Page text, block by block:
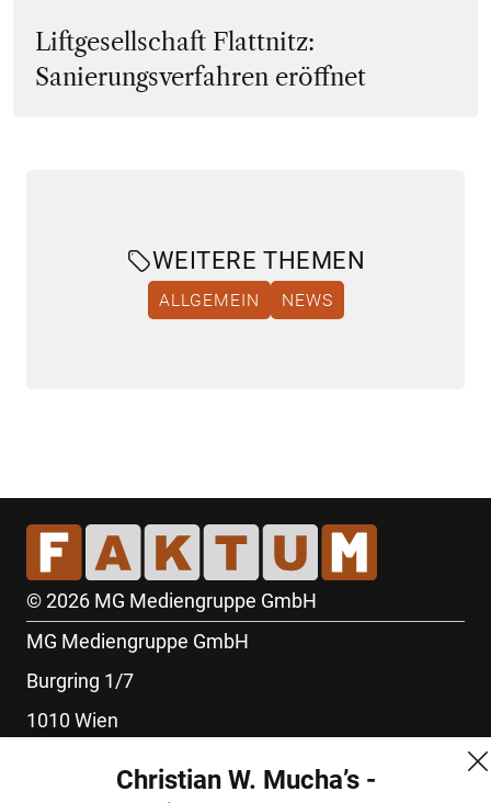
Liftgesellschaft Flattnitz:
Sanierungsverfahren eröffnet
WEITERE THEMEN
ALLGEMEIN NEWS
© 2026 MG Mediengruppe GmbH
MG Mediengruppe GmbH
Burgring 1/7
1010 Wien
Christian W. Mucha’s -